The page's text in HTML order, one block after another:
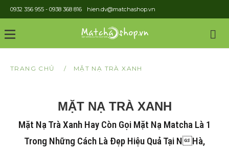
0932 356 955 - 0938 368 816 hien.dv@matchashop.vn
TRANG CHỦ / MẶT NẠ TRÀ XANH
MẶT NẠ TRÀ XANH
Mặt Nạ Trà Xanh Hay Còn Gọi Mặt Nạ Matcha Là 1
Trong Những Cách Là Đẹp Hiệu Quả Tại Nhà,